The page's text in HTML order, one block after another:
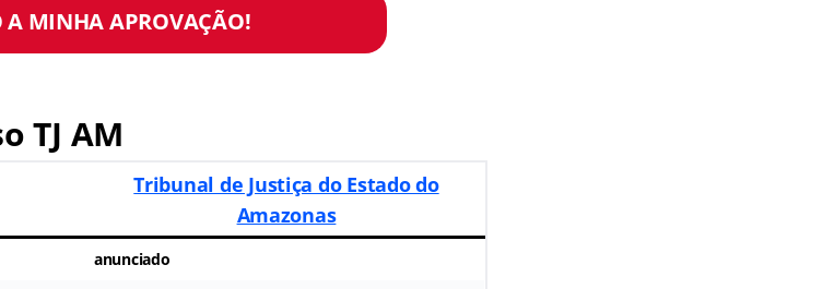
A MINHA APROVAÇÃO!
TJ AM
Tribunal de Justiça do Estado do
Amazonas
anunciado